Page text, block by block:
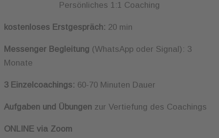
Persönliches 1:1 Coaching
kostenloses Erstgespräch: 20 min
Messenger Begleitung (WhatsApp oder Signal): 3
Monate
3 Einzelcoachings: 60-70 Minuten Dauer
Aufgaben und Übungen zur Vertiefung des Coachings
ONLINE via Zoom